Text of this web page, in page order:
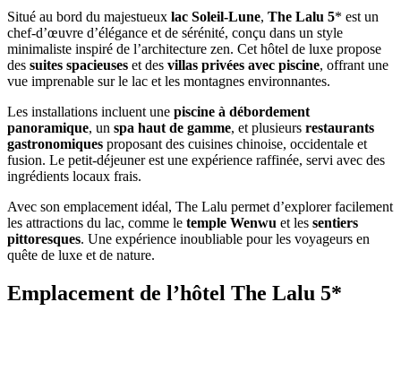
Situé au bord du majestueux lac Soleil-Lune, The Lalu 5* est un
chef-d’œuvre d’élégance et de sérénité, conçu dans un style
minimaliste inspiré de l’architecture zen. Cet hôtel de luxe propose
des suites spacieuses et des villas privées avec piscine, offrant une
vue imprenable sur le lac et les montagnes environnantes.
Les installations incluent une piscine à débordement
panoramique, un spa haut de gamme, et plusieurs restaurants
gastronomiques proposant des cuisines chinoise, occidentale et
fusion. Le petit-déjeuner est une expérience raffinée, servi avec des
ingrédients locaux frais.
Avec son emplacement idéal, The Lalu permet d’explorer facilement
les attractions du lac, comme le temple Wenwu et les sentiers
pittoresques. Une expérience inoubliable pour les voyageurs en
quête de luxe et de nature.
Emplacement de l’hôtel The Lalu 5*